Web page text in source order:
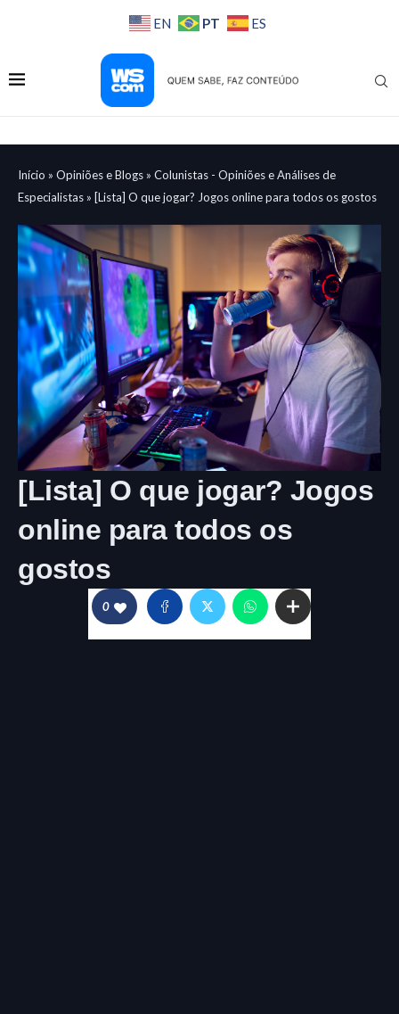
EN PT ES
Início » Opiniões e Blogs » Colunistas - Opiniões e Análises de
Especialistas » [Lista] O que jogar? Jogos online para todos os gostos
[Lista] O que jogar? Jogos
online para todos os
gostos
0